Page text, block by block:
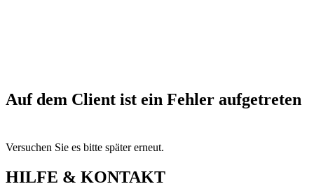
Auf dem Client ist ein Fehler aufgetreten
Versuchen Sie es bitte später erneut.
HILFE & KONTAKT